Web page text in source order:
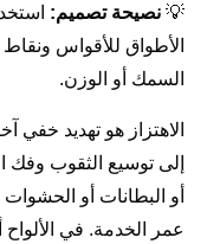
💡 نصيحة تصميم:
الأطواق للأقواس
السمك أو الوزن.
الاهتزاز هو تهديد
إلى توسيع الثقوب وفك
أو البطانات أو
عمر الخدمة. في الألواح